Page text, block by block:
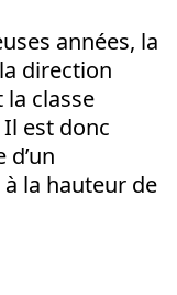
années, la
direction
la classe
est donc
la hauteur de